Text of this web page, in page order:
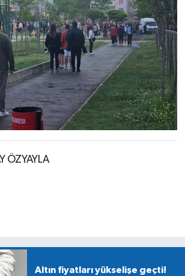
ÖZYAYLA
Altın fiyatları yükselişe geçti!